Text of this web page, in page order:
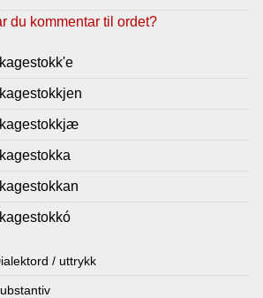
du kommentar til ordet?
/ uttrykk